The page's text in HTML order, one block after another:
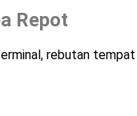
Repot
rebutan